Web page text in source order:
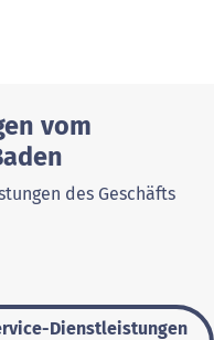
vom
des Geschäfts
Dienstleistungen